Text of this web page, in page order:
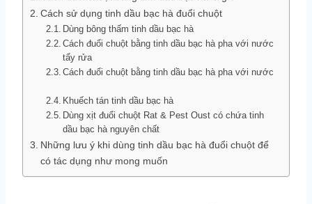
Cách sử dụng tinh dầu bạc hà đuổi chuột
Dùng bông thấm tinh dầu bạc hà
Cách đuổi chuột bằng tinh dầu bạc hà pha với nước
tẩy rửa
Cách đuổi chuột bằng tinh dầu bạc hà pha với nước
Khuếch tán tinh dầu bạc hà
Dùng xịt đuổi chuột Rat & Pest Oust có chứa tinh
dầu bạc hà nguyên chất
Những lưu ý khi dùng tinh dầu bạc hà đuổi chuột để
có tác dụng như mong muốn